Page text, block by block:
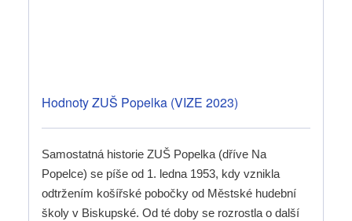
Hodnoty ZUŠ Popelka (VIZE 2023)
Samostatná historie ZUŠ Popelka (dříve Na
Popelce) se píše od 1. ledna 1953, kdy vznikla
odtržením košířské pobočky od Městské hudební
školy v Biskupské. Od té doby se rozrostla o další